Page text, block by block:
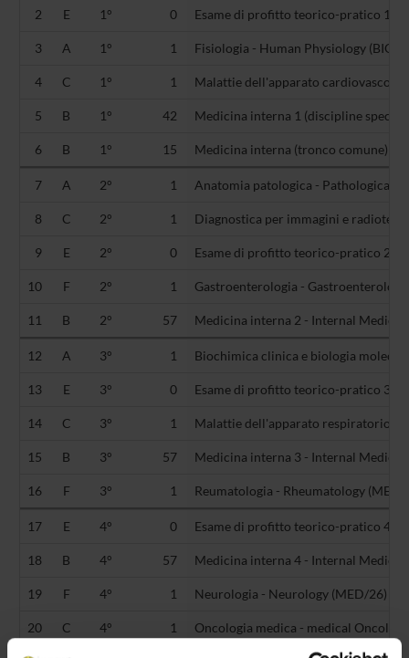
2 E 1° 0 Esame di profitto teorico-pratico 1 (-)
3 A 1° 1 Fisiologia - Human Physiology (BIO/
4 C 1° 1 Malattie dell'apparato
5 B 1° 42 Medicina interna 1 (discipline
6 B 1° 15 Medicina interna (tronco comune)
7 A 2° 1 Anatomia patologica - Pathological
8 C 2° 1 Diagnostica per immagini e
9 E 2° 0 Esame di profitto teorico-pratico 2 (-)
10 F 2° 1 Gastroenterologia -
11 B 2° 57 Medicina interna 2 - Internal
12 A 3° 1 Biochimica clinica e biologia
13 E 3° 0 Esame di profitto teorico-pratico 3 (-)
14 C 3° 1 Malattie dell'apparato respiratorio -
15 B 3° 57 Medicina interna 3 - Internal
16 F 3° 1 Reumatologia - Rheumatology (MED/
17 E 4° 0 Esame di profitto teorico-pratico 4 (-)
18 B 4° 57 Medicina interna 4 - Internal
19 F 4° 1 Neurologia - Neurology (MED/26)
20 C 4° 1 Oncologia medica - medical